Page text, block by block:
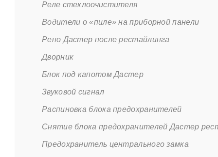
Реле стеклоочистителя
Водители о «пиле» на приборной панели
Рено Дастер после рестайлинга
Дворник
Блок под капотом Дастер
Звуковой сигнал
Распиновка блока предохранителей
Снятие блока предохранителей Дастер
Предохранитель центрального замка